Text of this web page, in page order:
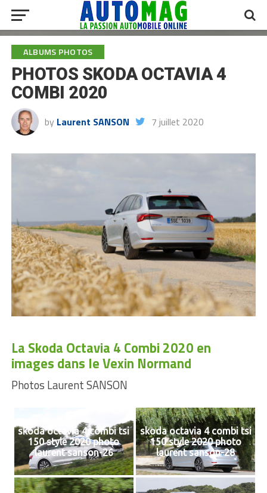
ALBUMS PHOTOS
PHOTOS SKODA OCTAVIA 4
COMBI 2020
by Laurent SANSON 7 juillet 2020
La Skoda Octavia 4 Combi 2020 en
images dans le Vexin Normand
Photos Laurent SANSON
skoda octavia 4 combi tsi
150 style 2020 photo
laurent sanson-26
skoda octavia 4 combi tsi
150 style 2020 photo
laurent sanson-28